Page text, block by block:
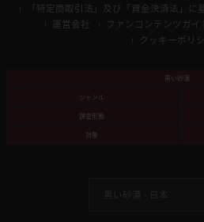
「特定商取引法」及び「資金決済法」に
運営会社
ファンコンテンツガイ
クッキーポリ
黒い砂漠
ジャンル
課金形態
対象
黒い砂漠 - 日本